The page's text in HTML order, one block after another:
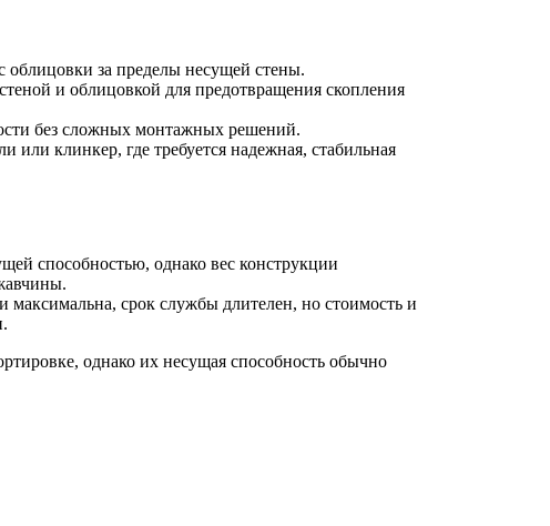
облицовки за пределы несущей стены.
и облицовкой для предотвращения скопления
без сложных монтажных решений.
клинкер, где требуется надежная, стабильная
способностью, однако вес конструкции
максимальна, срок службы длителен, но стоимость и
однако их несущая способность обычно